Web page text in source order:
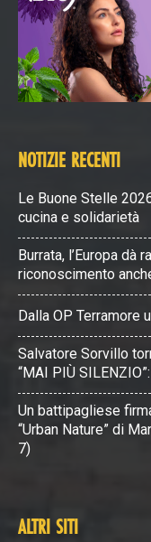
NOTIZIE RECENTI
Le Buone Stelle
cucina e solidarietà
Burrata, l’Europa dà
riconoscimento
Dalla OP Terramore
Salvatore Sorvillo
“MAI PIÙ
Un battipagliese
“Urban Nature” di
7)
ALTRI SITI